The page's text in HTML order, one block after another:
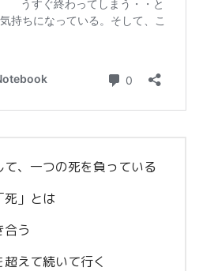
、一つの死を負っている
死」とは
合う
えて続いて行く